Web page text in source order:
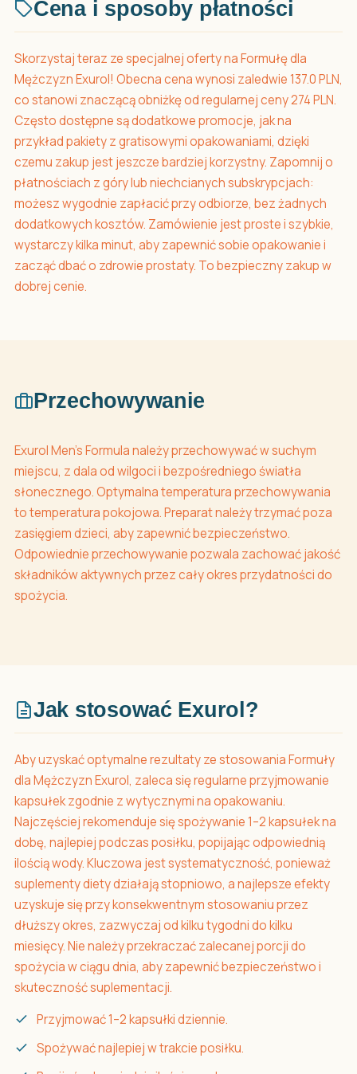
Cena i sposoby płatności
Skorzystaj teraz ze specjalnej oferty na Formułę dla
Mężczyzn Exurol! Obecna cena wynosi zaledwie 137.0 PLN,
co stanowi znaczącą obniżkę od regularnej ceny 274 PLN.
Często dostępne są dodatkowe promocje, jak na
przykład pakiety z gratisowymi opakowaniami, dzięki
czemu zakup jest jeszcze bardziej korzystny. Zapomnij o
płatnościach z góry lub niechcianych subskrypcjach:
możesz wygodnie zapłacić przy odbiorze, bez żadnych
dodatkowych kosztów. Zamówienie jest proste i szybkie,
wystarczy kilka minut, aby zapewnić sobie opakowanie i
zacząć dbać o zdrowie prostaty. To bezpieczny zakup w
dobrej cenie.
Przechowywanie
Exurol Men's Formula należy przechowywać w suchym
miejscu, z dala od wilgoci i bezpośredniego światła
słonecznego. Optymalna temperatura przechowywania
to temperatura pokojowa. Preparat należy trzymać poza
zasięgiem dzieci, aby zapewnić bezpieczeństwo.
Odpowiednie przechowywanie pozwala zachować jakość
składników aktywnych przez cały okres przydatności do
spożycia.
Jak stosować Exurol?
Aby uzyskać optymalne rezultaty ze stosowania Formuły
dla Mężczyzn Exurol, zaleca się regularne przyjmowanie
kapsułek zgodnie z wytycznymi na opakowaniu.
Najczęściej rekomenduje się spożywanie 1–2 kapsułek na
dobę, najlepiej podczas posiłku, popijając odpowiednią
ilością wody. Kluczowa jest systematyczność, ponieważ
suplementy diety działają stopniowo, a najlepsze efekty
uzyskuje się przy konsekwentnym stosowaniu przez
dłuższy okres, zazwyczaj od kilku tygodni do kilku
miesięcy. Nie należy przekraczać zalecanej porcji do
spożycia w ciągu dnia, aby zapewnić bezpieczeństwo i
skuteczność suplementacji.
Przyjmować 1–2 kapsułki dziennie.
Spożywać najlepiej w trakcie posiłku.